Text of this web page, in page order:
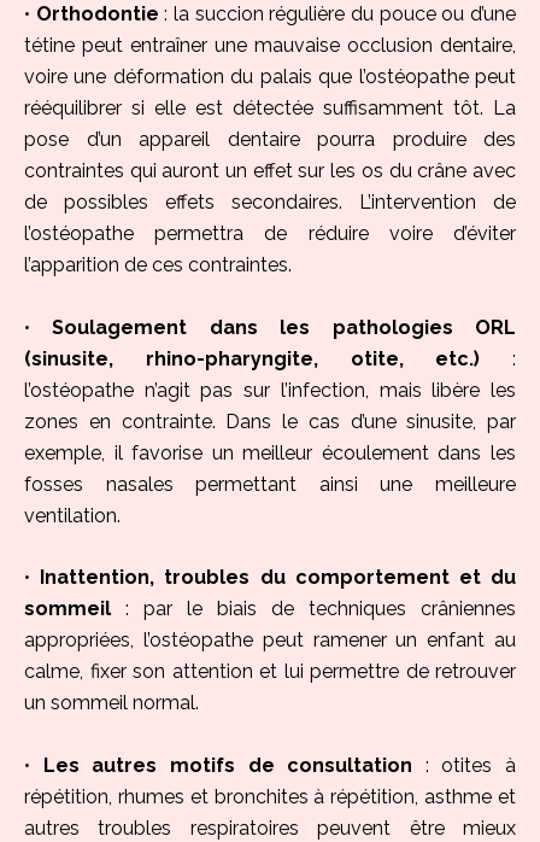
• Orthodontie : la succion régulière du pouce ou d’une
tétine peut entraîner une mauvaise occlusion dentaire,
voire une déformation du palais que l’ostéopathe peut
rééquilibrer si elle est détectée suffisamment tôt. La
pose d’un appareil dentaire pourra produire des
contraintes qui auront un effet sur les os du crâne avec
de possibles effets secondaires. L’intervention de
l’ostéopathe permettra de réduire voire d’éviter
l’apparition de ces contraintes.
•Soulagement dans les pathologies ORL
(sinusite, rhino-pharyngite, otite, etc.) :
l’ostéopathe n’agit pas sur l’infection, mais libère les
zones en contrainte. Dans le cas d’une sinusite, par
exemple, il favorise un meilleur écoulement dans les
fosses nasales permettant ainsi une meilleure
ventilation.
•
Inattention, troubles du comportement et du
sommeil: par le biais de techniques crâniennes
appropriées, l’ostéopathe peut ramener un enfant au
calme, fixer son attention et lui permettre de retrouver
un sommeil normal.
• Les autres motifs de consultation : otites à
répétition, rhumes et bronchites à répétition, asthme et
autres troubles respiratoires peuvent être mieux